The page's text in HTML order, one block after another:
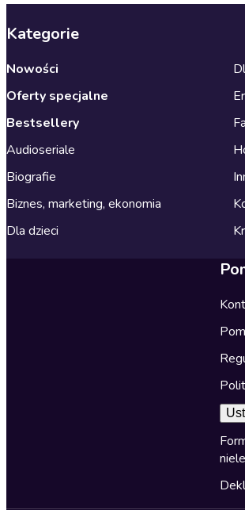
Kategorie
Nowości
Oferty specjalne
Bestsellery
Audioseriale
Biografie
Biznes, marketing, ekonomia
Dla dzieci